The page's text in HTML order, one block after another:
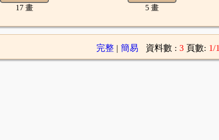
17 畫 5 畫
完整| 簡易 資料數 : 3 頁數: 1/